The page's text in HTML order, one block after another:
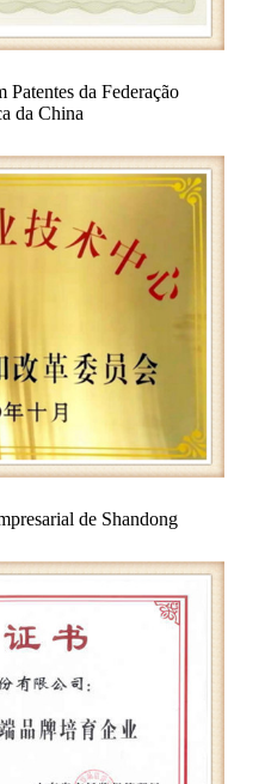
Patentes da Federação
da China
de Shandong